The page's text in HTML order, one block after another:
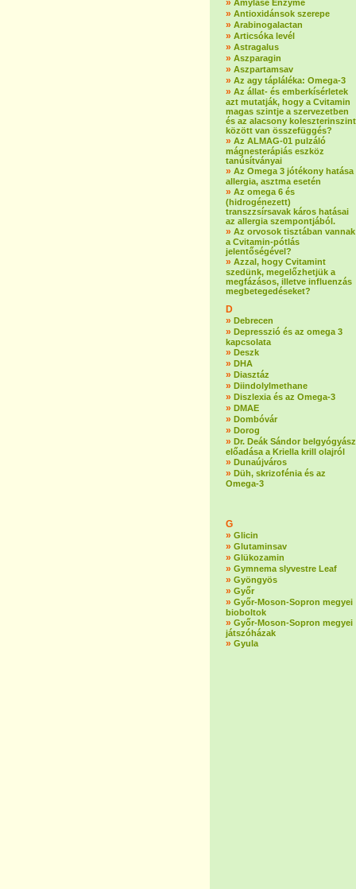
» Amylase Enzyme
» Antioxidánsok szerepe
» Arabinogalactan
» Articsóka levél
» Astragalus
» Aszparagin
» Aszpartamsav
» Az agy tápláléka: Omega-3
» Az állat- és emberkísérletek
azt mutatják, hogy a Cvitamin
magas szintje a szervezetben
és az alacsony koleszterinszint
között van összefüggés?
» Az ALMAG-01 pulzáló
mágnesterápiás eszköz
tanúsítványai
» Az Omega 3 jótékony hatása
allergia, asztma esetén
» Az omega 6 és
(hidrogénezett)
transzzsírsavak káros hatásai
az allergia szempontjából.
» Az orvosok tisztában vannak
a Cvitamin-pótlás
jelentőségével?
» Azzal, hogy Cvitamint
szedünk, megelőzhetjük a
megfázásos, illetve influenzás
megbetegedéseket?
D
» Debrecen
» Depresszió és az omega 3
kapcsolata
» Deszk
» DHA
» Diasztáz
» Diindolylmethane
» Diszlexia és az Omega-3
» DMAE
» Dombóvár
» Dorog
» Dr. Deák Sándor belgyógyász
előadása a Kriella krill olajról
» Dunaújváros
» Düh, skrizofénia és az
Omega-3
G
» Glicin
» Glutaminsav
» Glükozamin
» Gymnema slyvestre Leaf
» Gyöngyös
» Győr
» Győr-Moson-Sopron megyei
bioboltok
» Győr-Moson-Sopron megyei
játszóházak
» Gyula